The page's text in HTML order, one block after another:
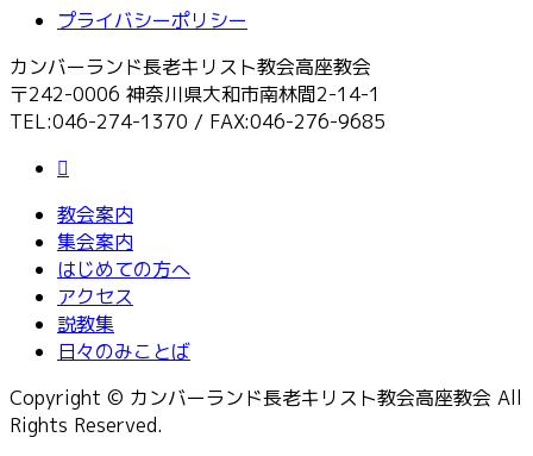
プライバシーポリシー
カンバーランド長老キリスト教会高座教会
〒242-0006 神奈川県大和市南林間2-14-1
TEL:046-274-1370 / FAX:046-276-9685
教会案内
集会案内
はじめての方へ
アクセス
説教集
日々のみことば
Copyright © カンバーランド長老キリスト教会高座教会 All
Rights Reserved.